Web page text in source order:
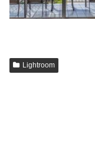
Lightroom